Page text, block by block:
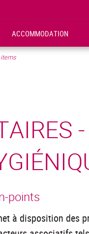
ACCOMMODATION
points
à disposition des